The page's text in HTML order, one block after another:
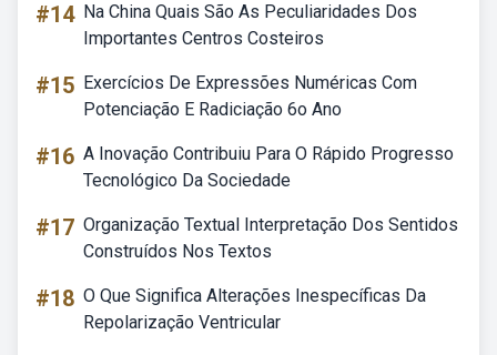
#14 Na China Quais São As Peculiaridades Dos
Importantes Centros Costeiros
#15 Exercícios De Expressões Numéricas Com
Potenciação E Radiciação 6o Ano
#16 A Inovação Contribuiu Para O Rápido Progresso
Tecnológico Da Sociedade
#17 Organização Textual Interpretação Dos Sentidos
Construídos Nos Textos
#18 O Que Significa Alterações Inespecíficas Da
Repolarização Ventricular